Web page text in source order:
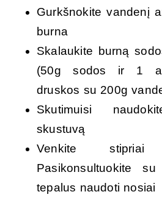
Gurkšnokite vandenį
burna
Skalaukite burną
(50g sodos ir 1
druskos su 200g
Skutimuisi
skustuvą
Venkite
Pasikonsultuokite
tepalus naudoti nosiai